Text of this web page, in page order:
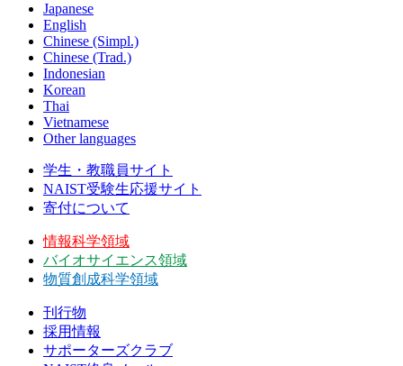
Japanese
English
Chinese (Simpl.)
Chinese (Trad.)
Indonesian
Korean
Thai
Vietnamese
Other languages
学生・教職員サイト
NAIST受験生応援サイト
寄付について
情報科学領域
バイオサイエンス領域
物質創成科学領域
刊行物
採用情報
サポーターズクラブ